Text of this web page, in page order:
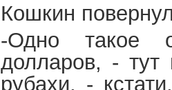
Кошкин
-Одно такое
долларов, - тут
рубахи, -